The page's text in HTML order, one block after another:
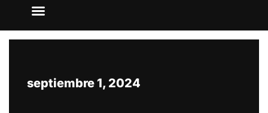
septiembre 1, 2024